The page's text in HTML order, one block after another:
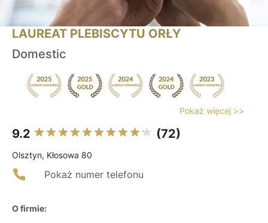
LAUREAT PLEBISCYTU ORŁY
Domestic
Pokaż więcej >>
9.2 (72)
Olsztyn, Kłosowa 80
Pokaż numer telefonu
O firmie: